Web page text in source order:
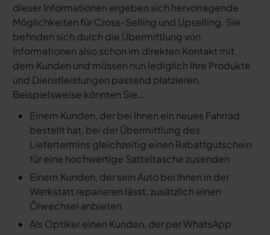
dieser Informationen ergeben sich hervorragende
Möglichkeiten für Cross-Selling und Upselling. Sie
befinden sich durch die Übermittlung von
Informationen also schon im direkten Kontakt mit
dem Kunden und müssen nun lediglich Ihre Produkte
und Dienstleistungen passend platzieren.
Beispielsweise könnten Sie…
Einem Kunden, der bei Ihnen ein neues Fahrrad
bestellt hat, bei der Übermittlung des
Liefertermins gleichzeitig einen Rabattgutschein
für eine hochwertige Satteltasche zusenden
Einem Kunden, der sein Auto bei Ihnen in der
Werkstatt reparieren lässt, zusätzlich einen
Ölwechsel anbieten
Als Optiker einen Kunden, der per WhatsApp